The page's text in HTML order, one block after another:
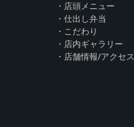
・店頭メニュー
・仕出し弁当
・こだわり
・店内ギャラリー
・店舗情報/アクセス